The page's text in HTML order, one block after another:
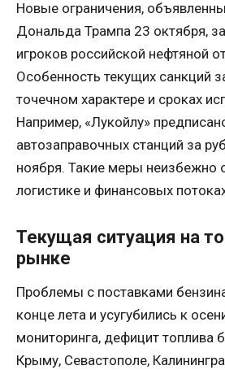
Новые ограничения,
Дональда Трампа 23 октября,
игроков российской нефтяной
Особенность текущих санкций
точечном характере и сроках
Например, «Лукойлу»
автозаправочных станций за
ноября. Такие меры неизбежно
логистике и финансовых
Текущая ситуация на
рынке
Проблемы с поставками
конце лета и усугубились к
мониторинга, дефицит топлива
Крыму, Севастополе,